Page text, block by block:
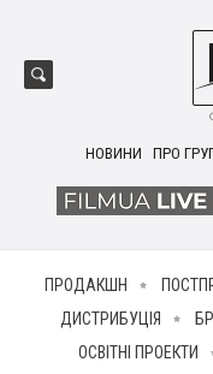
НОВИНИ ПРО
ПРОДАКШН
ДИСТРИБУЦІЯ
ОСВІТНІ ПРОЕКТИ